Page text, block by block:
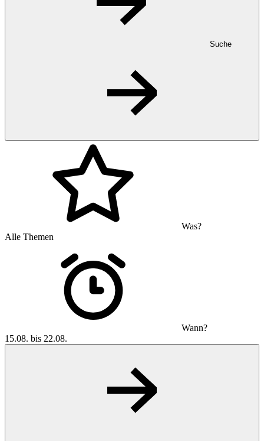
Suche
Was?
Alle Themen
Wann?
15.08. bis 22.08.